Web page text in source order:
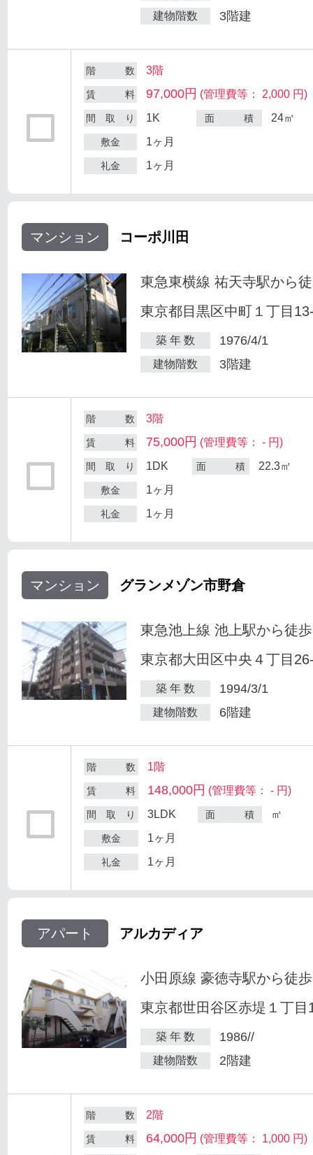
建物階数 3階建
階 数 3階
賃 料 97,000円 (管理費等： 2,000 円)
間 取 り 1K 面 積 24㎡
敷金 1ヶ月
礼金 1ヶ月
マンション コーポ川田
東急東横線 祐天寺駅から
東京都目黒区中町１丁目
築 年 数 1976/4/1
建物階数 3階建
階 数 3階
賃 料 75,000円 (管理費等： - 円)
間 取 り 1DK 面 積 22.3㎡
敷金 1ヶ月
礼金 1ヶ月
マンション グランメゾン市野倉
東急池上線 池上駅から徒
東京都大田区中央４丁目
築 年 数 1994/3/1
建物階数 6階建
階 数 1階
賃 料 148,000円 (管理費等： - 円)
間 取 り 3LDK 面 積 ㎡
敷金 1ヶ月
礼金 1ヶ月
アパート アルカディア
小田原線 豪徳寺駅から徒
東京都世田谷区赤堤１丁目
築 年 数 1986//
建物階数 2階建
階 数 2階
賃 料 64,000円 (管理費等： 1,000 円)